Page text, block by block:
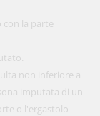
con la parte
non inferiore a
imputata di un
o l'ergastolo